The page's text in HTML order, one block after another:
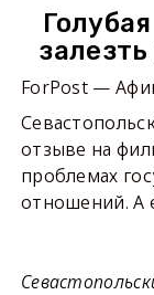
ForPost —
отзыве на
проблемах
отношений. А